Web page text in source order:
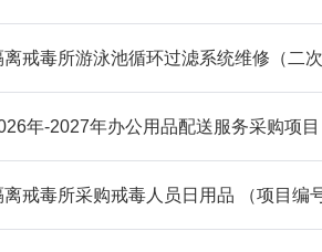
离戒毒所游泳池循环过滤系统维修（二
年-2027年办公用品配送服务采购项
离戒毒所采购戒毒人员日用品 （项目编